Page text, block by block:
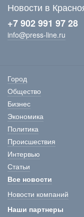
Новости в
+7 902 991 97 28
info@press-line.ru
Город
Общество
Бизнес
Экономика
Политика
Происшествия
Интервью
Статьи
Все новости
Новости компаний
Наши партнеры